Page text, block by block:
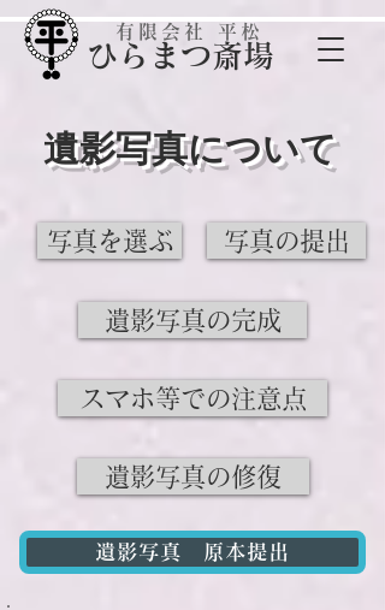
有限会社 平松
​ひらまつ斎場
遺影写真について
写真を選ぶ 写真の提出
遺影写真の完成
スマホ等での注意点
遺影写真の修復
遺影写真 原本提出